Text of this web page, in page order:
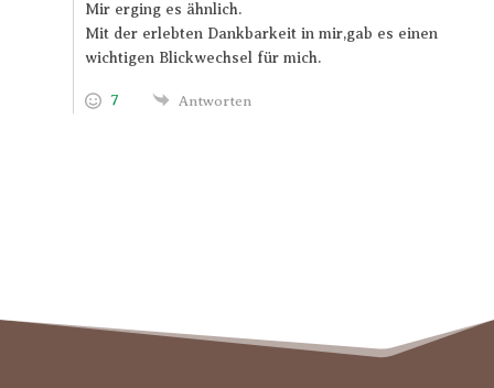
Mir erging es ähnlich.
Mit der erlebten Dankbarkeit in mir,gab es einen
wichtigen Blickwechsel für mich.
7 Antworten